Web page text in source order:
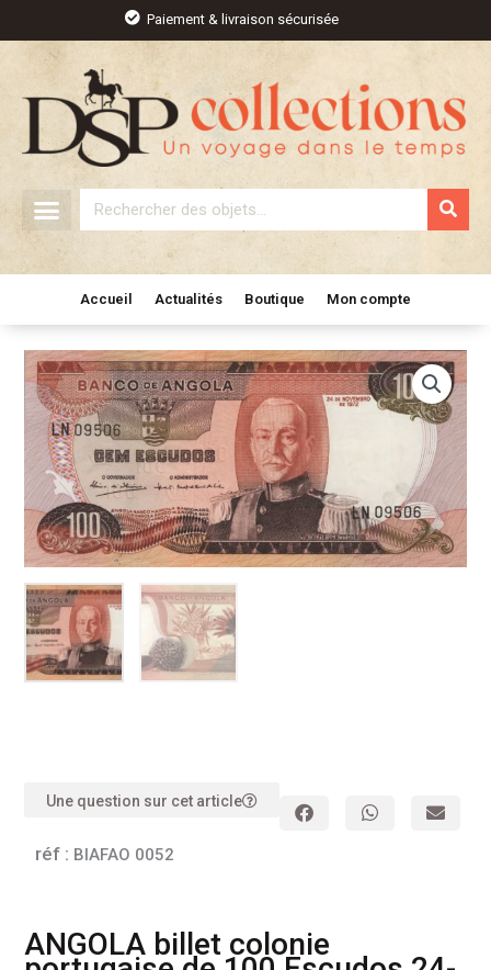
contenu
Paiement & livraison sécurisée
Rechercher
Accueil Actualités Boutique Mon compte
Une question sur cet article
réf : BIAFAO 0052
ANGOLA billet colonie